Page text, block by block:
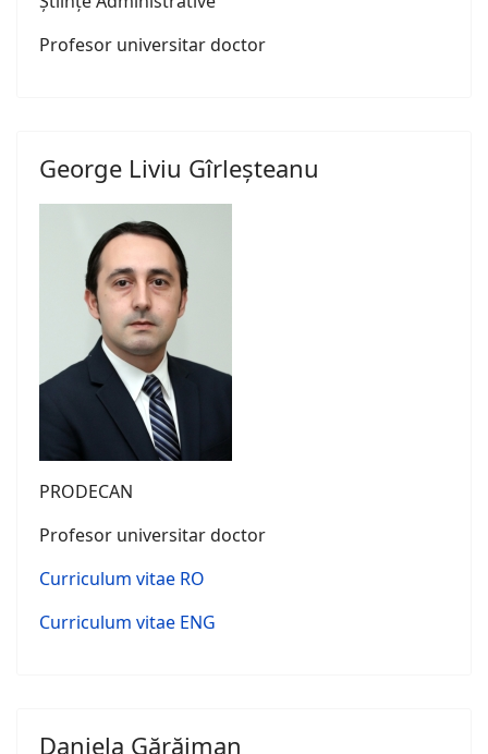
Profesor universitar doctor
George Liviu Gîrleșteanu
PRODECAN
Profesor universitar doctor
Curriculum vitae RO
Curriculum vitae ENG
Daniela Gărăiman